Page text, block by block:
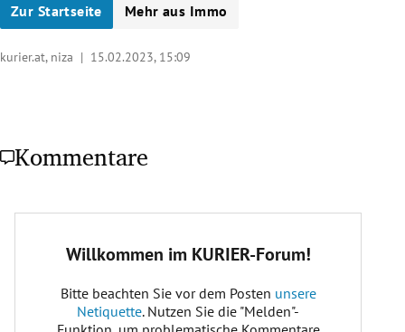
Zur Startseite Mehr aus Immo
kurier.at, niza | 15.02.2023, 15:09
Kommentare